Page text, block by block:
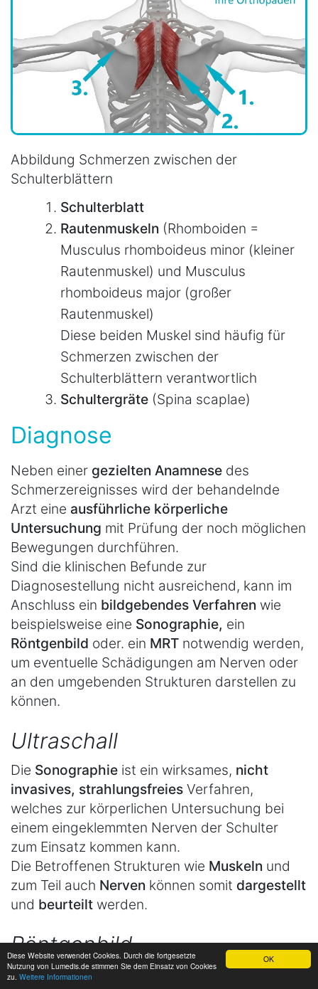
OK
Diese Website verwendet Cookies. Durch die fortgesetzte
Nutzung von Lumedis.de stimmen Sie dem Einsatz von Cookies
zu. Weitere Informationen
Abbildung Schmerzen zwischen der
Schulterblättern
Schulterblatt
Rautenmuskeln (Rhomboiden =
Musculus rhomboideus minor (kleiner
Rautenmuskel) und Musculus
rhomboideus major (großer
Rautenmuskel)
Diese beiden Muskel sind häufig für
Schmerzen zwischen der
Schulterblättern verantwortlich
Schultergräte (Spina scaplae)
Diagnose
Neben einer gezielten Anamnese des
Schmerzereignisses wird der behandelnde
Arzt eine ausführliche körperliche
Untersuchung mit Prüfung der noch möglichen
Bewegungen durchführen.
Sind die klinischen Befunde zur
Diagnosestellung nicht ausreichend, kann im
Anschluss ein bildgebendes Verfahren wie
beispielsweise eine Sonographie, ein
Röntgenbild oder. ein MRT notwendig werden,
um eventuelle Schädigungen am Nerven oder
an den umgebenden Strukturen darstellen zu
können.
Ultraschall
Die Sonographie ist ein wirksames, nicht
invasives, strahlungsfreies Verfahren,
welches zur körperlichen Untersuchung bei
einem eingeklemmten Nerven der Schulter
zum Einsatz kommen kann.
Die Betroffenen Strukturen wie Muskeln und
zum Teil auch Nerven können somit dargestellt
und beurteilt werden.
Röntgenbild
ImRöntgenbildkönnen vor allem knöcherne